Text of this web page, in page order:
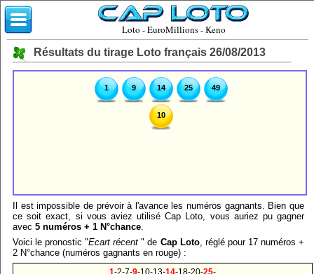
Loto - EuroMillions - Keno
Résultats du tirage Loto français 26/08/2013
1 9 14 25 49
10
Il est impossible de prévoir à l'avance les numéros gagnants. Bien que
ce soit exact, si vous aviez utilisé Cap Loto, vous auriez pu gagner
avec 5 numéros + 1 N°chance.
Voici le pronostic "Ecart récent " de Cap Loto, réglé pour 17 numéros +
2 N°chance (numéros gagnants en rouge) :
1-2-7-9-10-13-14-18-20-25-